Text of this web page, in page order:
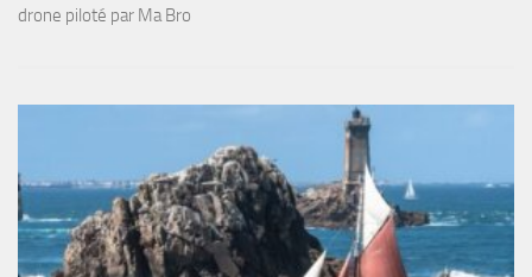
drone piloté par Ma Bro